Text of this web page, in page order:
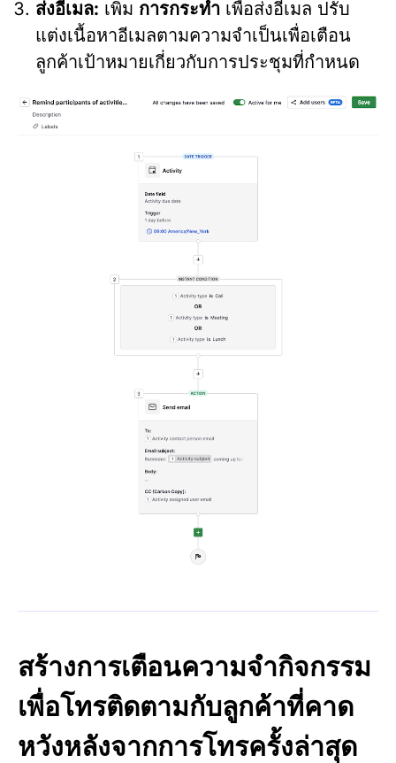
ส่งอีเมล: เพิ่ม การกระทำ เพื่อส่งอีเมล ปรับ
แต่งเนื้อหาอีเมลตามความจำเป็นเพื่อเตือน
ลูกค้าเป้าหมายเกี่ยวกับการประชุมที่กำหนด
สร้างการเตือนความจำกิจกรรม
เพื่อโทรติดตามกับลูกค้าที่คาด
หวังหลังจากการโทรครั้งล่าสุด